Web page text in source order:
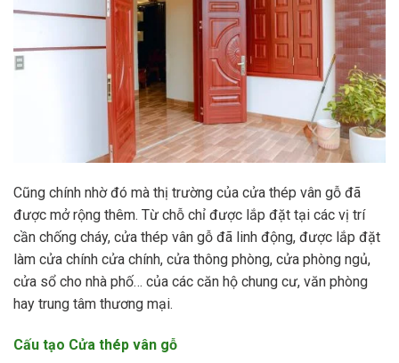
Cũng chính nhờ đó mà thị trường của cửa thép vân gỗ đã
được mở rộng thêm. Từ chỗ chỉ được lắp đặt tại các vị trí
cần chống cháy, cửa thép vân gỗ đã linh động, được lắp đặt
làm cửa chính cửa chính, cửa thông phòng, cửa phòng ngủ,
cửa sổ cho nhà phố… của các căn hộ chung cư, văn phòng
hay trung tâm thương mại.
Cấu tạo Cửa thép vân gỗ